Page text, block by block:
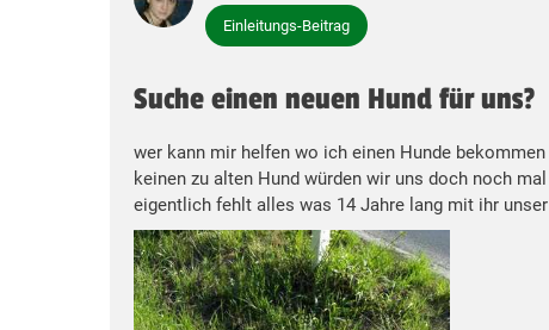
Einleitungs-Beitrag
Suche einen neuen Hund für uns?
wer kann mir helfen wo ich einen Hunde
keinen zu alten Hund würden wir uns doch noch
eigentlich fehlt alles was 14 Jahre lang mit ihr